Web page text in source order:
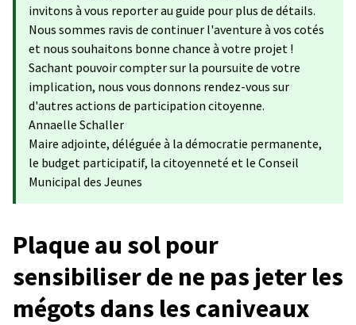
invitons à vous reporter au guide pour plus de détails.
Nous sommes ravis de continuer l'aventure à vos cotés
et nous souhaitons bonne chance à votre projet !
Sachant pouvoir compter sur la poursuite de votre
implication, nous vous donnons rendez-vous sur
d'autres actions de participation citoyenne.
Annaelle Schaller
Maire adjointe, déléguée à la démocratie permanente,
le budget participatif, la citoyenneté et le Conseil
Municipal des Jeunes
Plaque au sol pour
sensibiliser de ne pas jeter les
mégots dans les caniveaux